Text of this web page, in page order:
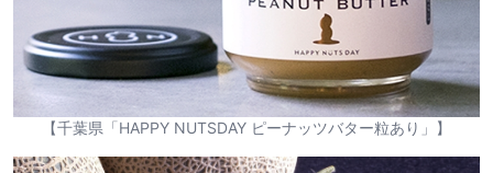
【千葉県「HAPPY NUTSDAY ピーナッツバター粒あり」】